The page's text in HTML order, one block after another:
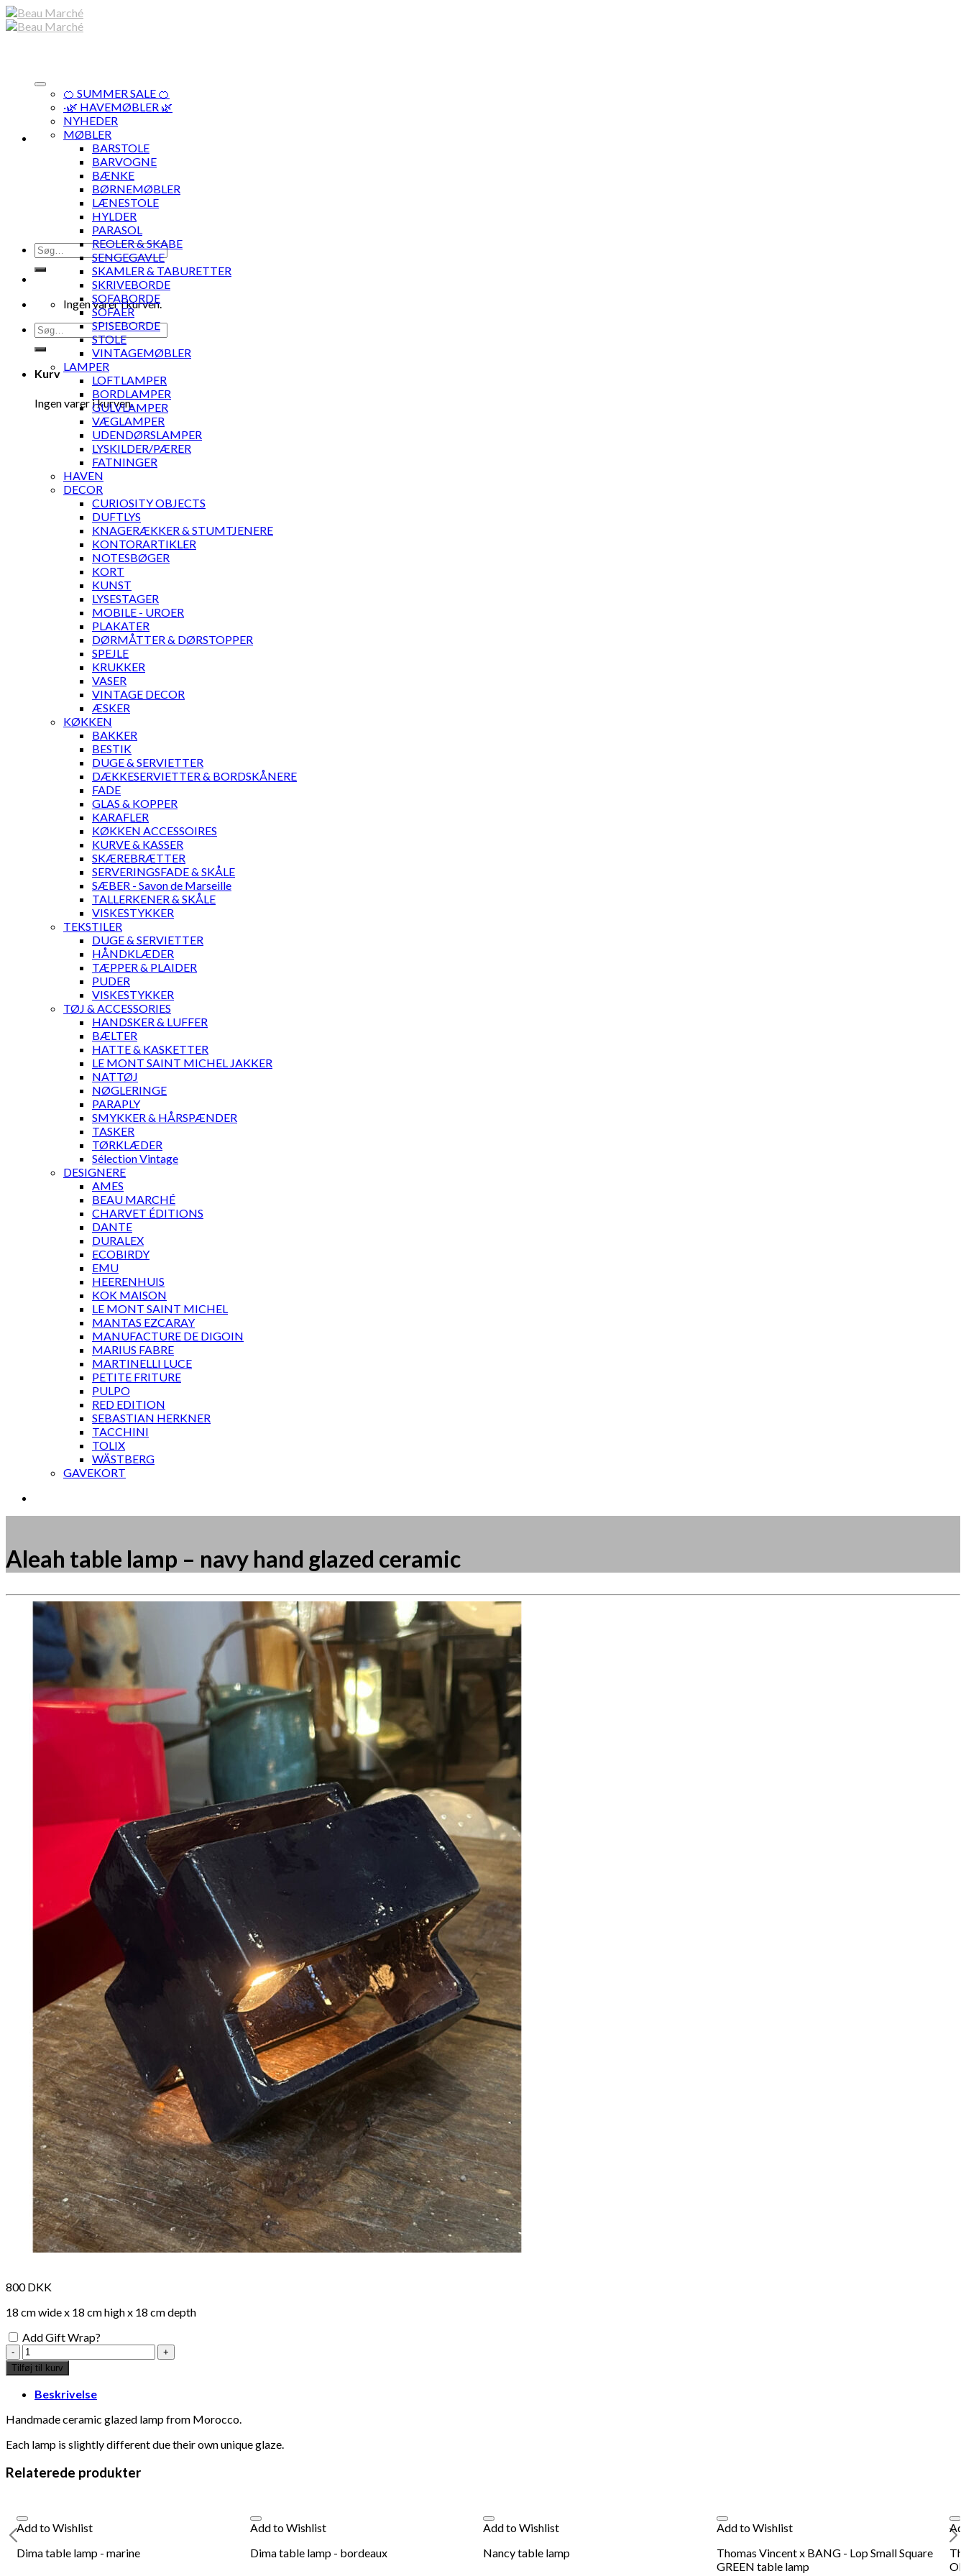
Skip
to
Søg
efter:
Ingen varer i kurven.
Søg
efter:
Kurv
Ingen varer i kurven.
🍊 SUMMER SALE 🍊
·🌿 HAVEMØBLER 🌿
NYHEDER
MØBLER
BARSTOLE
BARVOGNE
BÆNKE
BØRNEMØBLER
LÆNESTOLE
HYLDER
PARASOL
REOLER & SKABE
SENGEGAVLE
SKAMLER & TABURETTER
SKRIVEBORDE
SOFABORDE
SOFAER
SPISEBORDE
STOLE
VINTAGEMØBLER
LAMPER
LOFTLAMPER
BORDLAMPER
GULVLAMPER
VÆGLAMPER
UDENDØRSLAMPER
LYSKILDER/PÆRER
FATNINGER
HAVEN
DECOR
CURIOSITY OBJECTS
DUFTLYS
KNAGERÆKKER & STUMTJENERE
KONTORARTIKLER
NOTESBØGER
KORT
KUNST
LYSESTAGER
MOBILE - UROER
PLAKATER
DØRMÅTTER & DØRSTOPPER
SPEJLE
KRUKKER
VASER
VINTAGE DECOR
ÆSKER
KØKKEN
BAKKER
BESTIK
DUGE & SERVIETTER
DÆKKESERVIETTER & BORDSKÅNERE
FADE
GLAS & KOPPER
KARAFLER
KØKKEN ACCESSOIRES
KURVE & KASSER
SKÆREBRÆTTER
SERVERINGSFADE & SKÅLE
SÆBER - Savon de Marseille
TALLERKENER & SKÅLE
VISKESTYKKER
TEKSTILER
DUGE & SERVIETTER
HÅNDKLÆDER
TÆPPER & PLAIDER
PUDER
VISKESTYKKER
TØJ & ACCESSORIES
HANDSKER & LUFFER
BÆLTER
HATTE & KASKETTER
LE MONT SAINT MICHEL JAKKER
NATTØJ
NØGLERINGE
PARAPLY
SMYKKER & HÅRSPÆNDER
TASKER
TØRKLÆDER
Sélection Vintage
DESIGNERE
AMES
BEAU MARCHÉ
CHARVET ÉDITIONS
DANTE
DURALEX
ECOBIRDY
EMU
HEERENHUIS
KOK MAISON
LE MONT SAINT MICHEL
MANTAS EZCARAY
MANUFACTURE DE DIGOIN
MARIUS FABRE
MARTINELLI LUCE
PETITE FRITURE
PULPO
RED EDITION
SEBASTIAN HERKNER
TACCHINI
TOLIX
WÄSTBERG
GAVEKORT
Aleah table lamp – navy hand glazed ceramic
Måske kunne nogle af disse produkter have din interesse?
"Choucroute" Plakat - Peter Kjær-Andersen 70x100 cm
368DKK Tilføj til kurv
Se kurv
Kasse
800DKK
18 cm wide x 18 cm high x 18 cm depth
Add Gift Wrap?
Aleah
table
lamp
-
navy
hand
ceramic
Tilføj til kurv
Beskrivelse
Handmade ceramic glazed lamp from Morocco.
Each lamp is slightly different due their own unique glaze.
Relaterede produkter
Add to Wishlist
Dima table lamp - marine
Add to Wishlist
Dima table lamp - bordeaux
Add to Wishlist
Nancy table lamp
Add to Wishlist
Thomas Vincent x BANG - Lop Small Square
GREEN table lamp